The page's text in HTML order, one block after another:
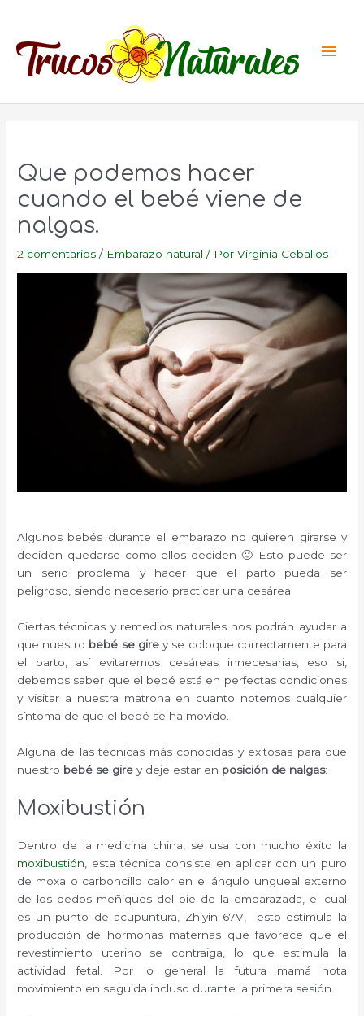
contenido
Que podemos hacer
cuando el bebé viene de
nalgas.
2 comentarios / Embarazo natural / PorVirginia Ceballos
Algunos bebés durante el embarazo no quieren girarse y
deciden quedarse como ellos deciden 🙂 Esto puede ser
un serio problema y hacer que el parto pueda ser
peligroso, siendo necesario practicar una cesárea.
Ciertas técnicas y remedios naturales nos podrán ayudar a
que nuestro bebé se girey se coloque correctamente para
el parto, así evitaremos cesáreas innecesarias, eso si,
debemos saber que el bebé está en perfectas condiciones
y visitar a nuestra matrona en cuanto notemos cualquier
síntoma de que el bebé se ha movido.
Alguna de las técnicas más conocidas y exitosas para que
nuestro bebé se gire y deje estar en posición de nalgas:
Moxibustión
Dentro de la medicina china, se usa con mucho éxito la
moxibustión , esta técnica consiste en aplicar con un puro
de moxa o carboncillo calor en el ángulo ungueal externo
de los dedos meñiques del pie de la embarazada, el cual
es un punto de acupuntura, Zhiyin 67V, esto estimula la
producción de hormonas maternas que favorece que el
revestimiento uterino se contraiga, lo que estimula la
actividad fetal. Por lo general la futura mamá nota
movimiento en seguida incluso durante la primera sesión.